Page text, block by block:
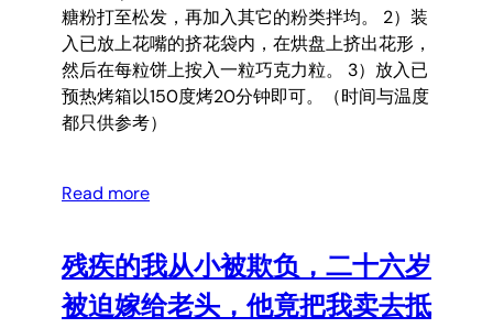
糖粉打至松发，再加入其它的粉类拌均。 2）装
入已放上花嘴的挤花袋内，在烘盘上挤出花形，
然后在每粒饼上按入一粒巧克力粒。 3）放入已
预热烤箱以150度烤20分钟即可。（时间与温度
都只供参考）
Read more
残疾的我从小被欺负，二十六岁
被迫嫁给老头，他竟把我卖去抵